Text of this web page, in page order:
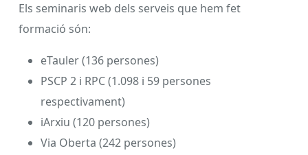
Els seminaris web dels serveis que hem fet
formació són:
eTauler (136 persones)
PSCP 2 i RPC (1.098 i 59 persones
respectivament)
iArxiu (120 persones)
Via Oberta (242 persones)